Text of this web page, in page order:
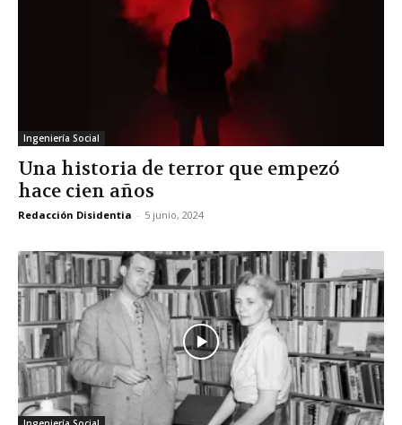
Ingeniería Social
Una historia de terror que empezó
hace cien años
Redacción Disidentia - 5 junio, 2024